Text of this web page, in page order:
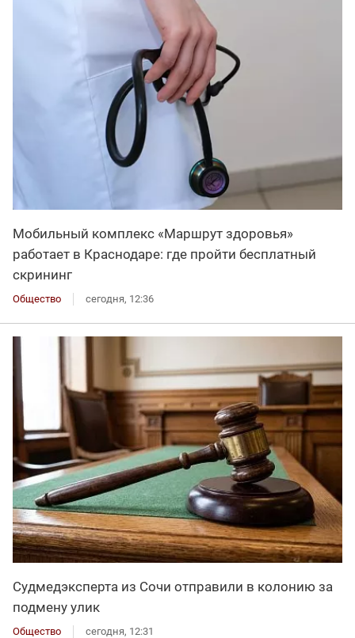
Мобильный комплекс «Маршрут здоровья»
работает в Краснодаре: где пройти бесплатный
скрининг
Общество сегодня, 12:36
Судмедэксперта из Сочи отправили в колонию за
подмену улик
Общество сегодня, 12:31